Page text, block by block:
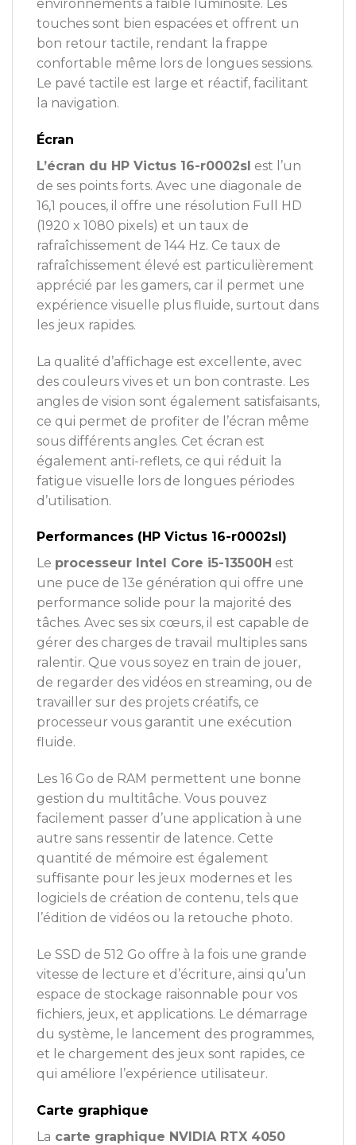
environnements à faible luminosité. Les
touches sont bien espacées et offrent un
bon retour tactile, rendant la frappe
confortable même lors de longues sessions.
Le pavé tactile est large et réactif, facilitant
la navigation.
Écran
L’écran du HP Victus 16-r0002sl est l’un
de ses points forts. Avec une diagonale de
16,1 pouces, il offre une résolution Full HD
(1920 x 1080 pixels) et un taux de
rafraîchissement de 144 Hz. Ce taux de
rafraîchissement élevé est particulièrement
apprécié par les gamers, car il permet une
expérience visuelle plus fluide, surtout dans
les jeux rapides.
La qualité d’affichage est excellente, avec
des couleurs vives et un bon contraste. Les
angles de vision sont également satisfaisants,
ce qui permet de profiter de l’écran même
sous différents angles. Cet écran est
également anti-reflets, ce qui réduit la
fatigue visuelle lors de longues périodes
d’utilisation.
Performances (HP Victus 16-r0002sl)
Le processeur Intel Core i5-13500H est
une puce de 13e génération qui offre une
performance solide pour la majorité des
tâches. Avec ses six cœurs, il est capable de
gérer des charges de travail multiples sans
ralentir. Que vous soyez en train de jouer,
de regarder des vidéos en streaming, ou de
travailler sur des projets créatifs, ce
processeur vous garantit une exécution
fluide.
Les 16 Go de RAM permettent une bonne
gestion du multitâche. Vous pouvez
facilement passer d’une application à une
autre sans ressentir de latence. Cette
quantité de mémoire est également
suffisante pour les jeux modernes et les
logiciels de création de contenu, tels que
l’édition de vidéos ou la retouche photo.
Le SSD de 512 Go offre à la fois une grande
vitesse de lecture et d’écriture, ainsi qu’un
espace de stockage raisonnable pour vos
fichiers, jeux, et applications. Le démarrage
du système, le lancement des programmes,
et le chargement des jeux sont rapides, ce
qui améliore l’expérience utilisateur.
Carte graphique
La carte graphique NVIDIA RTX 4050